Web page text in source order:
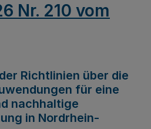
Nr. 210 vom
Richtlinien über die
für eine
nachhaltige
in Nordrhein-